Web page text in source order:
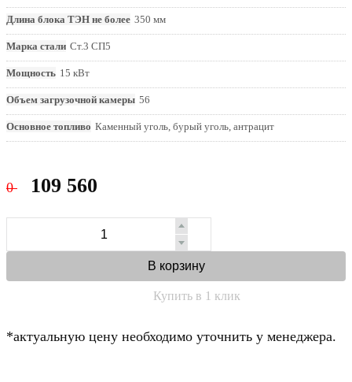
Длина блока ТЭН не более 350 мм
Марка стали Ст.3 СП5
Мощность 15 кВт
Объем загрузочной камеры 56
Основное топливо Каменный уголь, бурый уголь, антрацит
0 109 560
В корзину
Купить в 1 клик
*актуальную цену необходимо уточнить у менеджера.